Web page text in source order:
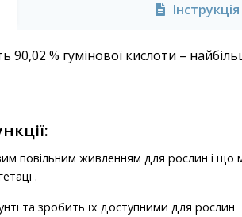
Інструкція
90,02 % гумінової кислоти –
повільним живленням для рослин і що
та зробить їх доступними для рослин